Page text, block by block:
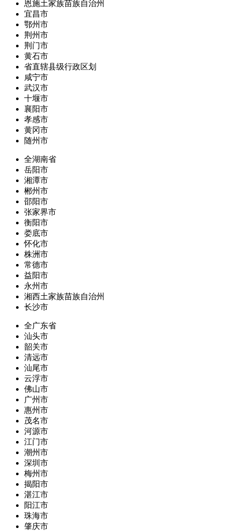
恩施土家族苗族自治州
宜昌市
鄂州市
荆州市
荆门市
黄石市
省直辖县级行政区划
咸宁市
武汉市
十堰市
襄阳市
孝感市
黄冈市
随州市
全湖南省
岳阳市
湘潭市
郴州市
邵阳市
张家界市
衡阳市
娄底市
怀化市
株洲市
常德市
益阳市
永州市
湘西土家族苗族自治州
长沙市
全广东省
汕头市
韶关市
清远市
汕尾市
云浮市
佛山市
广州市
惠州市
茂名市
河源市
江门市
潮州市
深圳市
梅州市
揭阳市
湛江市
阳江市
珠海市
肇庆市